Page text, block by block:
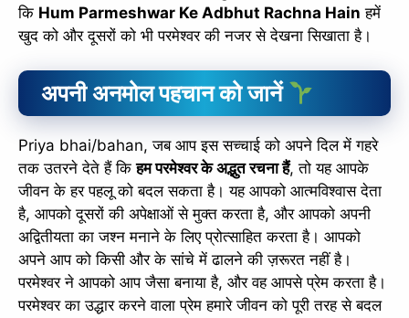
कि Hum Parmeshwar Ke Adbhut Rachna Hain हमें
खुद को और दूसरों को भी परमेश्वर की नजर से देखना सिखाता है।
अपनीअनमोल पहचानको जानें
Priya bhai/bahan, जब आप इस सच्चाई को अपने दिल में गहरे
तक उतरने देते हैं किहम परमेश्वर के अद्भुत रचना हैं, तो यह आपके
जीवन के हर पहलू को बदल सकता है। यह आपको आत्मविश्वास देता
है, आपको दूसरों की अपेक्षाओं से मुक्त करता है, और आपको अपनी
अद्वितीयता का जश्न मनाने के लिए प्रोत्साहित करता है। आपको
अपने आप को किसी और के सांचे में ढालने की ज़रूरत नहीं है।
परमेश्वर ने आपको आप जैसा बनाया है, और वह आपसे प्रेम करता है।
परमेश्वर का उद्धार करने वाला प्रेम हमारे जीवन को पूरी तरह से बदल